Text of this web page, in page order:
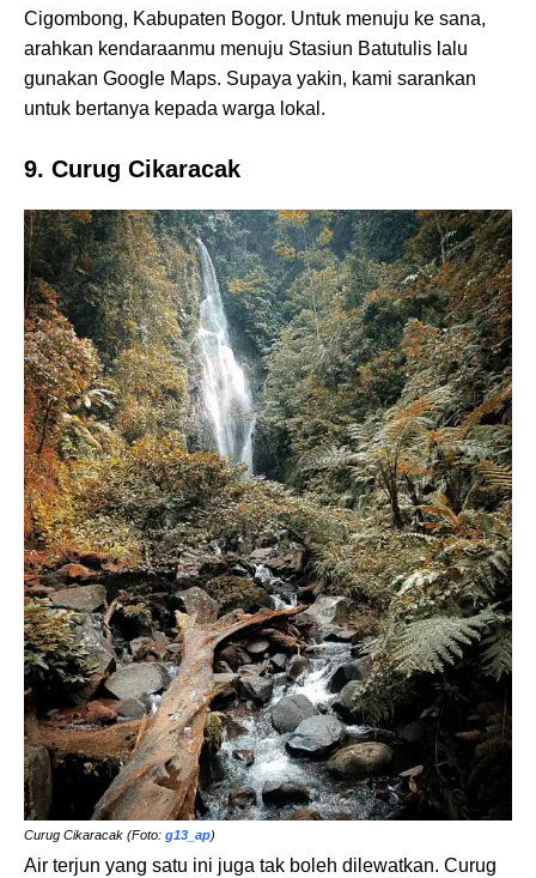
Cigombong, Kabupaten Bogor. Untuk menuju ke sana,
arahkan kendaraanmu menuju Stasiun Batutulis lalu
gunakan Google Maps. Supaya yakin, kami sarankan
untuk bertanya kepada warga lokal.
9. Curug Cikaracak
Curug Cikaracak (Foto: g13_ap)
Air terjun yang satu ini juga tak boleh dilewatkan. Curug